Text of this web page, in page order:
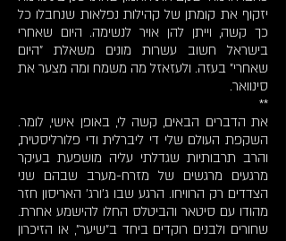
יזקוף את קומתן של קהילות נפלאות שנחבלו כל
כך קשה, וייתן להן אויר לנשימה. היום שאחרי
בישראל חשוב עשרות מונים משאלת "היום
שאחרי" בעזה. ולעזאזל מה משמח ומה מצער את
סינוואר.
**
את הדברים הבאים, קשה לי, באופן אישי, לומר.
השקפת העולם שלי די ליברלית ודי פלורליסטית,
והרב תרבותיות שגדלתי עליה מושפעת בעיקר
מרגעים מרגשים של מזרח-מערב שבהם שני
הצדדים רק הרוויחו. הרגע שבו ג'ורג' האריסון חזר
מהודו עם סיטאר והביטלס החלו להישמע אחרת.
שחורים ולבנים רוקדים ביחד ב"שיער", או הזיכרון